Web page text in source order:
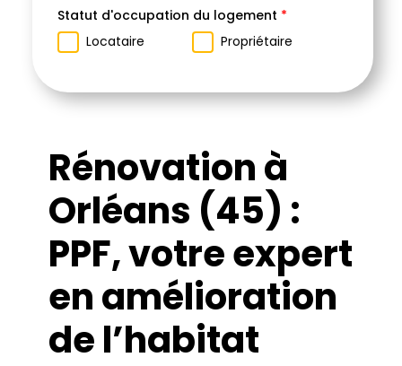
Statut d'occupation du logement *
Locataire
Propriétaire
Rénovation à
Orléans (45) :
PPF, votre expert
en amélioration
de l’habitat